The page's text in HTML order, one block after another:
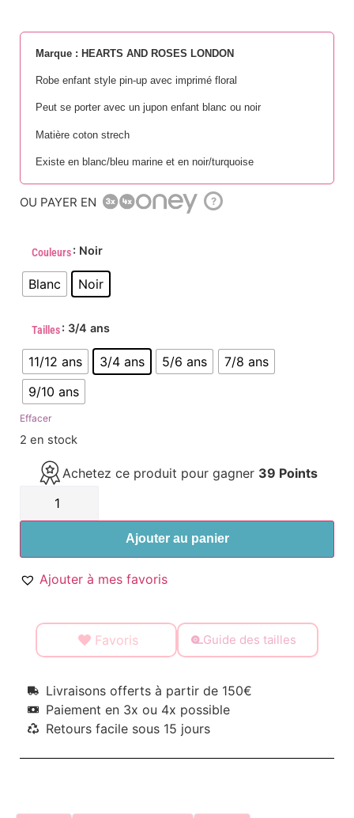
Marque : HEARTS AND ROSES LONDON
Robe enfant style pin-up avec imprimé floral
Peut se porter avec un jupon enfant blanc ou noir
Matière coton strech
Existe en blanc/bleu marine et en noir/turquoise
OU PAYER EN ?
Couleurs: Noir
Blanc Noir
Tailles: 3/4 ans
11/12 ans 3/4 ans 5/6 ans
7/8 ans
9/10 ans
Effacer
2 en stock
Achetez ce produit pour gagner 39 Points
Ajouter au panier
Ajouter à mes favoris
Favoris Guide des tailles
Livraisons offerts à partir de 150€
Paiement en 3x ou 4x possible
Retours facile sous 15 jours